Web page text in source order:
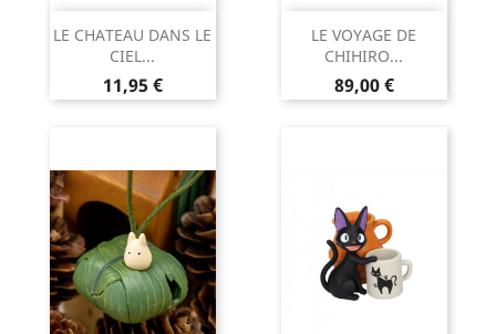
LE CHATEAU DANS LE
CIEL...
Prix
11,95 €
LE VOYAGE DE
CHIHIRO...
Prix
89,00 €